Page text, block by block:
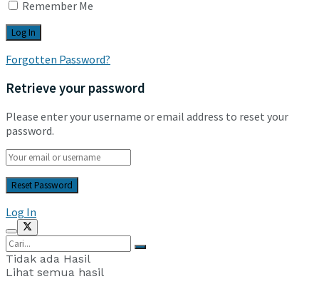
Remember Me
Forgotten Password?
Retrieve your password
Please enter your username or email address to reset your
password.
Log In
Tidak ada Hasil
Lihat semua hasil